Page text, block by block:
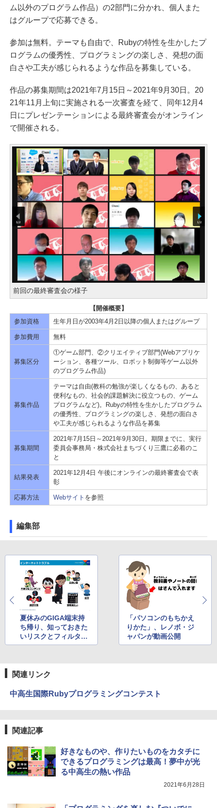
ム以外のプログラム作品）の2部門に分かれ、個人また
はグループで応募できる。
参加は無料。テーマも自由で、Rubyの特性を生かしたプ
ログラムの優秀性、プログラミングの楽しさ、発想の面
白さや工夫が感じられるような作品を募集している。
作品の募集期間は2021年7月15日～2021年9月30日。20
21年11月上旬に実施される一次審査を経て、同年12月4
日にプレゼンテーションによる最終審査会がオンライン
で開催される。
前回の最終審査会の様子
【開催概要】
参加資格
生年月日が2003年4月2日以降の個人またはグループ
参加費用 無料
募集区分
①ゲーム部門、②クリエイティブ部門(Webアプリケ
ーション、各種ツール、ロボット制御等ゲーム以外
のプログラム作品)
募集作品
テーマは自由(教科の勉強が楽しくなるもの、あると
便利なもの、社会的課題解決に役立つもの、ゲーム
プログラムなど)。Rubyの特性を生かしたプログラム
の優秀性、プログラミングの楽しさ、発想の面白さ
や工夫が感じられるような作品を募集
募集期間
2021年7月15日～2021年9月30日。期限までに、実行
委員会事務局・株式会社まちづくり三鷹に必着のこ
と
結果発表
2021年12月4日 午後にオンラインの最終審査会で表
彰
応募方法 Webサイト を参照
編集部
夏休みのGIGA端末持
ち帰り、知っておきた
いリスクとフィルタリ
ングで可能な対策ポイ
「パソコンのもちかえ
りかた」、レノボ・ジ
ャパンが動画公開
関連リンク
中高生国際Rubyプログラミングコンテスト
関連記事
好きなものや、作りたいものをカタチに
できるプログラミングは最高！夢中が光
る中高生の熱い作品
2021年6月28日